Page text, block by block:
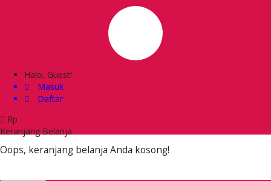
Halo, Guest!
Masuk
Daftar
Rp
Keranjang Belanja
Oops, keranjang belanja Anda kosong!